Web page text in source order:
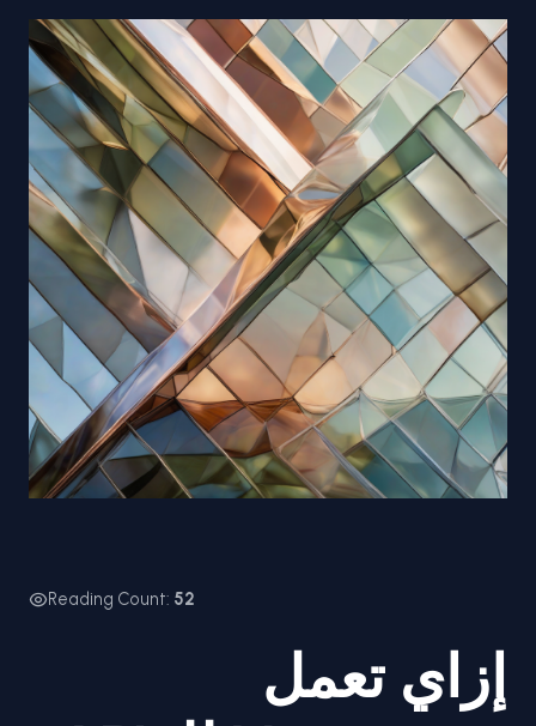
Reading Count: 52
إزاي تعمل